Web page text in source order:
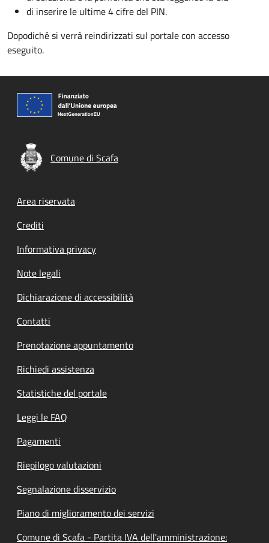
di inserire le ultime 4 cifre del PIN.
Dopodiché si verrà reindirizzati sul portale con accesso
eseguito.
Comune di Scafa
Footer menu
Area riservata
Crediti
Informativa privacy
Note legali
Dichiarazione di accessibilità
Contatti
Prenotazione appuntamento
Richiedi assistenza
Statistiche del portale
Leggi le FAQ
Pagamenti
Riepilogo valutazioni
Segnalazione disservizio
Piano di miglioramento dei servizi
Comune di Scafa - Partita IVA dell'amministrazione: